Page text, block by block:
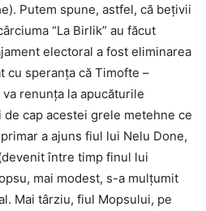
Putem spune, astfel, că bețivii
“La Birlik” au făcut
electoral a fost eliminarea
cu speranța că Timofte –
renunța la apucăturile
cap acestei grele metehne ce
a ajuns fiul lui Nelu Done,
între timp finul lui
mai modest, s-a mulțumit
Mai târziu, fiul Mopsului, pe